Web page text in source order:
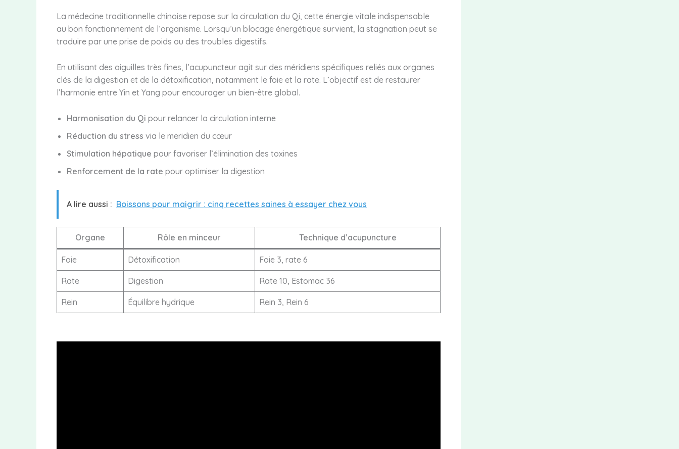
La médecine traditionnelle chinoise repose sur la circulation du Qi, cette énergie vitale indispensable
au bon fonctionnement de l’organisme. Lorsqu’un blocage énergétique survient, la stagnation peut se
traduire par une prise de poids ou des troubles digestifs.
En utilisant des aiguilles très fines, l’acupuncteur agit sur des méridiens spécifiques reliés aux organes
clés de la digestion et de la détoxification, notamment le foie et la rate. L’objectif est de restaurer
l’harmonie entre Yin et Yang pour encourager un bien-être global.
Harmonisation du Qi pour relancer la circulation interne
Réduction du stress via le meridien du cœur
Stimulation hépatique pour favoriser l’élimination des toxines
Renforcement de la rate pour optimiser la digestion
A lire aussi : Boissons pour maigrir : cinq recettes saines à essayer chez vous
Organe Rôle en minceur Technique d’acupuncture
Foie Détoxification Foie 3, rate 6
Rate Digestion Rate 10, Estomac 36
Rein Équilibre hydrique Rein 3, Rein 6